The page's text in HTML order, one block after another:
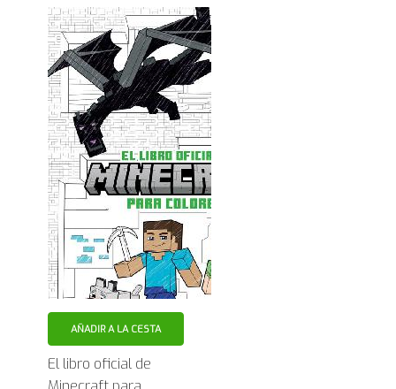
AÑADIR A LA CESTA
El libro oficial de